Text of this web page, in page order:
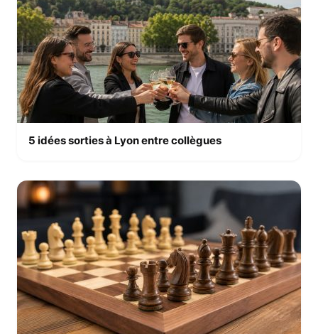
5 idées sorties à Lyon entre collègues